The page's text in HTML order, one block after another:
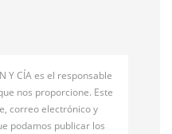
Y CÍA es el responsable
nos proporcione. Este
correo electrónico y
podamos publicar los